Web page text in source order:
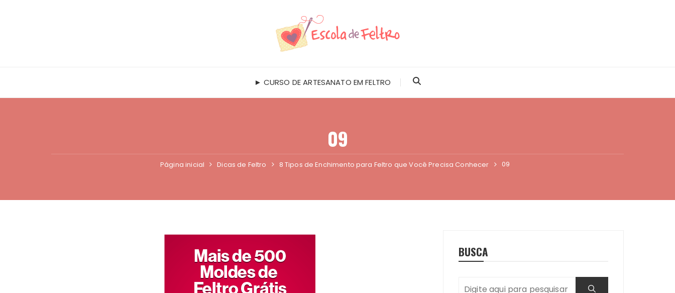
► CURSO DE ARTESANATO EM FELTRO
09
Página inicial Dicas de Feltro 8 Tipos de Enchimento para Feltro que Você Precisa Conhecer 09
BUSCA